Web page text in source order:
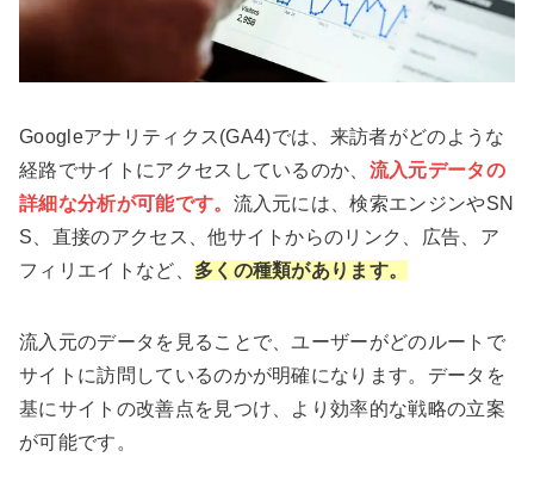
Googleアナリティクス(GA4)では、来訪者がどのような
経路でサイトにアクセスしているのか、 流入元データの
詳細な分析が可能です。 流入元には、検索エンジンやSN
S、直接のアクセス、他サイトからのリンク、広告、ア
フィリエイトなど、 多くの種類があります。
流入元のデータを見ることで、ユーザーがどのルートで
サイトに訪問しているのかが明確になります。データを
基にサイトの改善点を見つけ、より効率的な戦略の立案
が可能です。